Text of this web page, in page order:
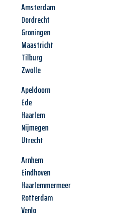
Amsterdam
Dordrecht
Groningen
Maastricht
Tilburg
Zwolle
Apeldoorn
Ede
Haarlem
Nijmegen
Utrecht
Arnhem
Eindhoven
Haarlemmermeer
Rotterdam
Venlo